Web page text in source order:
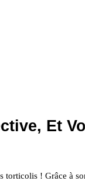
Et
torticolis ! Grâce à